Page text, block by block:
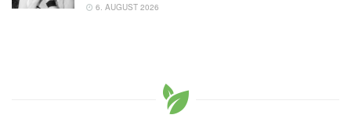
6. AUGUST 2026